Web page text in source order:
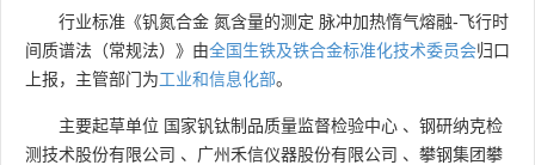
国外标准 技术委员会
行业标准《钒氮合金 氮含量的测定 脉冲加热惰气熔融-飞行时
间质谱法（常规法）》由全国生铁及铁合金标准化技术委员会归口
上报，主管部门为工业和信息化部。
主要起草单位 国家钒钛制品质量监督检验中心 、 钢研纳克检
测技术股份有限公司 、 广州禾信仪器股份有限公司 、 攀钢集团攀